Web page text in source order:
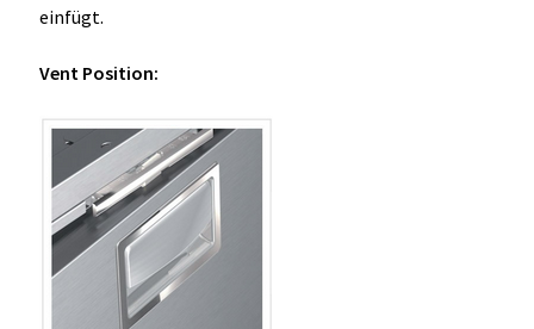
einfügt.
Vent Position: